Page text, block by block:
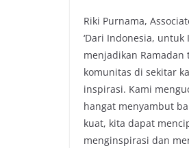
Riki Purnama,
‘Dari Indonesia,
menjadikan
komunitas di sekitar
inspirasi. Kami
hangat menyambut
kuat, kita dapat
menginspirasi dan